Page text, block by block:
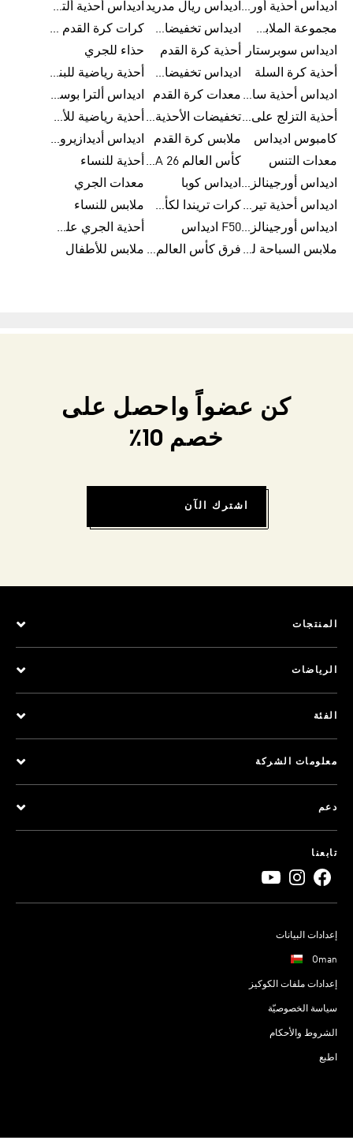
اديداس أحذية أورجينالز اديداس ريال مدريد
اديداس أحذية ألترا بوست للرجال
مجموعة الملابس الرياضية
اديداس تخفيضات للأطفال
كرات كرة القدم للرجال
اديداس سوبرستار
أحذية كرة القدم
حذاء للجري
أحذية كرة السلة
اديداس تخفيضات للرجال
أحذية رياضية للبنات
اديداس أحذية سامبا للنساء معدات كرة القدم
اديداس ألترا بوست
أحذية التزلج على اللوح للرجال
تخفيضات الأحذية للرجال
أحذية رياضية للأطفال
كامبوس اديداس
ملابس كرة القدم
اديداس أديدازيرو معدات الجري
معدات التنس
كأس العالم FIFA 26™ أحذية للنساء
اديداس أورجينالز ملابس للنساء اديداس كوبا
معدات الجري
اديداس أحذية تيريكس
كرات تريندا لكأس العالم FIFA 26™
ملابس للنساء
اديداس أورجينالز صنادل للنساءF50 اديداس
أحذية الجري على الطرق الوعرة للرجال
ملابس السباحة للنساء
فرق كأس العالم FIFA 26™ ملابس للأطفال
كن عضواً واحصل على
خصم 10٪
اشترك الآن
المنتجات
الرياضات
الفئة
معلومات الشركة
دعم
تابعنا
إعدادات البيانات
Oman
إعدادات ملفات الكوكيز
سياسة الخصوصيّة
الشروط والأحكام
اطبع